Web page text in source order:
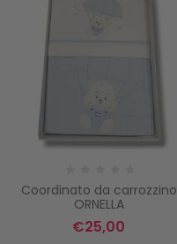
Coordinato da carrozzino
ORNELLA
€25,00